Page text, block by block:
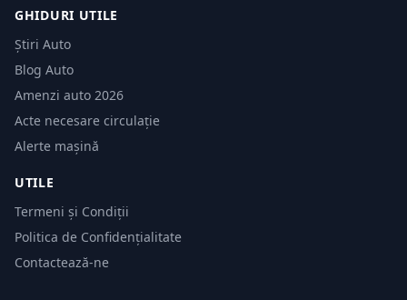
GHIDURI UTILE
Știri Auto
Blog Auto
Amenzi auto 2026
Acte necesare circulație
Alerte mașină
UTILE
Termeni și Condiții
Politica de Confidențialitate
Contactează-ne